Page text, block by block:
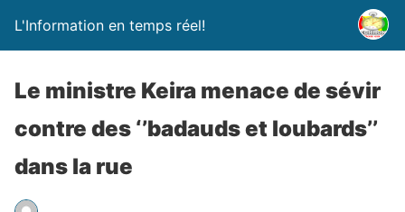
L'Information en temps réel!
Le ministre Keira menace de sévir
contre des ‘’badauds et loubards’’
dans la rue